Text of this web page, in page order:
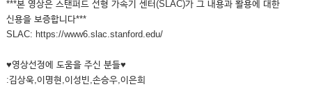
***본 영상은 스탠퍼드 선형 가속기 센터(SLAC)가 그 내용과 활용에 대한
신용을 보증합니다***
SLAC: https://www6.slac.stanford.edu/
♥영상선정에 도움을 주신 분들♥
:김상욱,이명현,이성빈,손승우,이은희